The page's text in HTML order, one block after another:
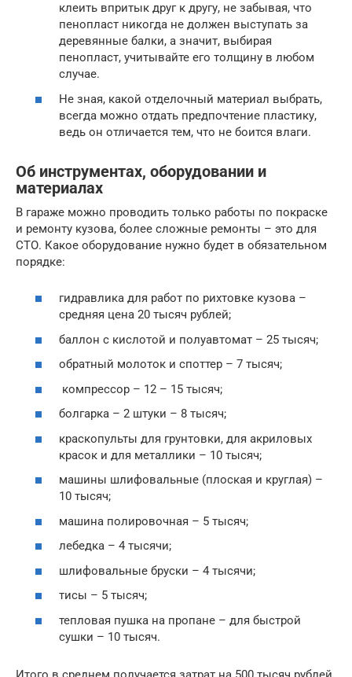
клеить впритык друг к другу, не забывая, что
пенопласт никогда не должен выступать за
деревянные балки, а значит, выбирая
пенопласт, учитывайте его толщину в любом
случае.
Не зная, какой отделочный материал выбрать,
всегда можно отдать предпочтение пластику,
ведь он отличается тем, что не боится влаги.
Об инструментах, оборудовании и
материалах
В гараже можно проводить только работы по покраске
и ремонту кузова, более сложные ремонты – это для
СТО. Какое оборудование нужно будет в обязательном
порядке:
гидравлика для работ по рихтовке кузова –
средняя цена 20 тысяч рублей;
баллон с кислотой и полуавтомат – 25 тысяч;
обратный молоток и споттер – 7 тысяч;
компрессор – 12 – 15 тысяч;
болгарка – 2 штуки – 8 тысяч;
краскопульты для грунтовки, для акриловых
красок и для металлики – 10 тысяч;
машины шлифовальные (плоская и круглая) –
10 тысяч;
машина полировочная – 5 тысяч;
лебедка – 4 тысячи;
шлифовальные бруски – 4 тысячи;
тисы – 5 тысяч;
тепловая пушка на пропане – для быстрой
сушки – 10 тысяч.